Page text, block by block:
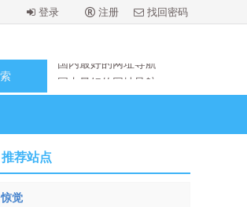
登录 注册 找回密码
国内最好的网址导航
国内最好的网址导航
国内最好的网址导航
推荐站点
惊觉